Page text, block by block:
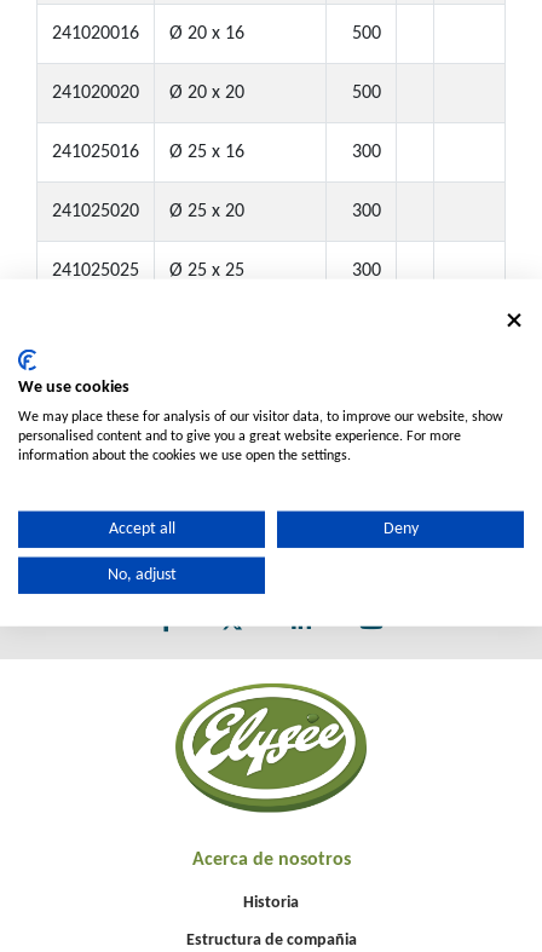
241020016 Ø 20 x 16 500
241020020 Ø 20 x 20 500
241025016 Ø 25 x 16 300
241025020 Ø 25 x 20 300
241025025 Ø 25 x 25 300
NPT: ▲ Disponible con roscas NPT. Contáctenos para más
detalles.
MOQ: ■ Cantidad mínima de pedido requerida.
Acerca de nosotros
Historia
Estructura de compañia
We use cookies
We may place these for analysis of our visitor data, to improve our website, show
personalised content and to give you a great website experience. For more
information about the cookies we use open the settings.
Accept all Deny
No, adjust